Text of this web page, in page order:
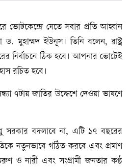
ভোটকেন্দ্রে যেতে সবার প্রতি আহ্বান
ড. মুহাম্মদ ইউনূস। তিনি বলেন, রাষ্ট্র
নির্বাচনে ঠিক হবে। আপনার ভোটেই
রচিত হবে।
৭টায় জাতির উদ্দেশে দেওয়া ভাষণে
বদলাবে না, এটি ১৭ বছরের
নতুনভাবে গঠিত করবে এবং প্রমাণ
ও নারী এবং সংগ্রামী জনতার কণ্ঠ